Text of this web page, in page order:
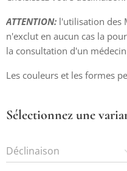
ATTENTION: l'utilisation des
n'exclut en aucun cas la
la consultation d'un
Les couleurs et les formes
Sélectionnez une
Déclinaison